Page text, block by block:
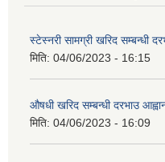
स्टेस्नरी सामग्री खरिद सम्बन्धी
मिति: 04/06/2023 - 16:15
औषधी खरिद सम्बन्धी दरभाउ
मिति: 04/06/2023 - 16:09